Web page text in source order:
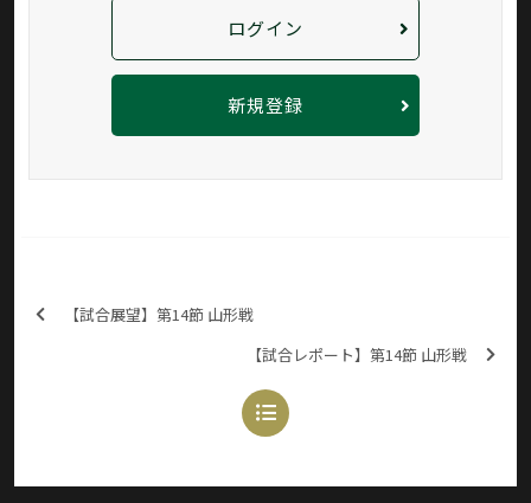
ログイン
新規登録
【試合展望】第14節 山形戦
【試合レポート】第14節 山形戦